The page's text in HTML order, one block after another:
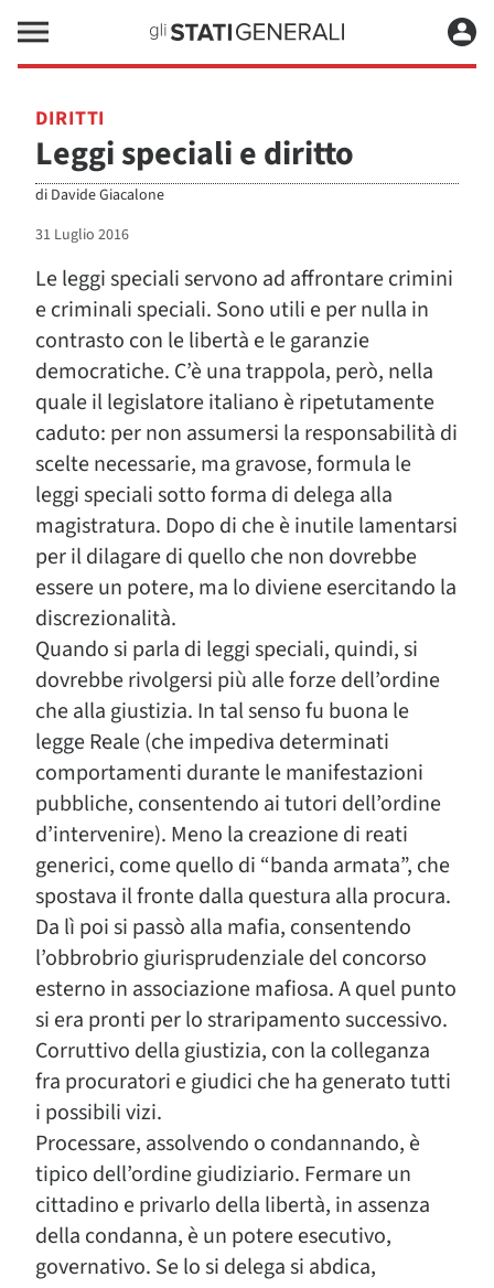
DIRITTI
Leggi speciali e diritto
di Davide Giacalone
31 Luglio 2016
Le leggi speciali servono ad affrontare crimini
e criminali speciali. Sono utili e per nulla in
contrasto con le libertà e le garanzie
democratiche. C’è una trappola, però, nella
quale il legislatore italiano è ripetutamente
caduto: per non assumersi la responsabilità di
scelte necessarie, ma gravose, formula le
leggi speciali sotto forma di delega alla
magistratura. Dopo di che è inutile lamentarsi
per il dilagare di quello che non dovrebbe
essere un potere, ma lo diviene esercitando la
discrezionalità.
Quando si parla di leggi speciali, quindi, si
dovrebbe rivolgersi più alle forze dell’ordine
che alla giustizia. In tal senso fu buona le
legge Reale (che impediva determinati
comportamenti durante le manifestazioni
pubbliche, consentendo ai tutori dell’ordine
d’intervenire). Meno la creazione di reati
generici, come quello di “banda armata”, che
spostava il fronte dalla questura alla procura.
Da lì poi si passò alla mafia, consentendo
l’obbrobrio giurisprudenziale del concorso
esterno in associazione mafiosa. A quel punto
si era pronti per lo straripamento successivo.
Corruttivo della giustizia, con la colleganza
fra procuratori e giudici che ha generato tutti
i possibili vizi.
Processare, assolvendo o condannando, è
tipico dell’ordine giudiziario. Fermare un
cittadino e privarlo della libertà, in assenza
della condanna, è un potere esecutivo,
governativo. Se lo si delega si abdica,